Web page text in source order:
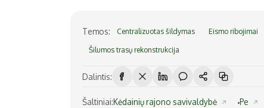
Temos: Centralizuotas šildymas Eismo ribojimai
Šilumos trasų rekonstrukcija
Dalintis:
Šaltiniai:Kėdainių rajono savivaldybė Pe